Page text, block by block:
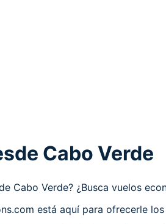
Cabo Verde
Cabo Verde? ¿Busca vuelos
está aquí para ofrecerle